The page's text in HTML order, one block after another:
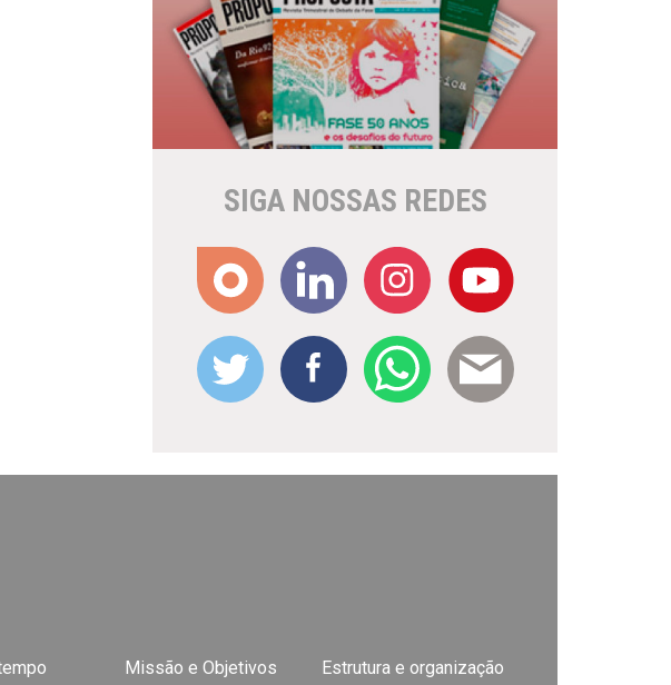
SIGA NOSSAS REDES
Missão e Objetivos
Estrutura e organização